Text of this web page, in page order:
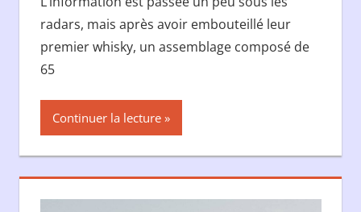
radars, mais après avoir embouteillé leur
premier whisky, un assemblage composé de
65
Continuer la lecture